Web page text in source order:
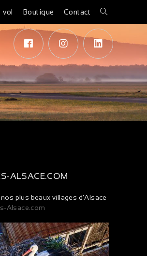
vol Boutique Contact
ALSACE.COM
plus beaux villages d'Alsace
Alsace.com